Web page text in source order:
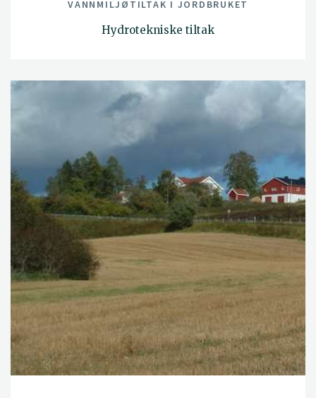
VANNMILJØTILTAK I JORDBRUKET
Hydrotekniske tiltak